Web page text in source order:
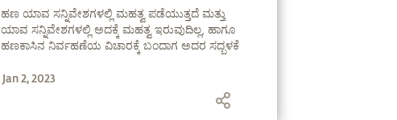
ಹಣ ಯಾವ ಸನ್ನಿವೇಶಗಳಲ್ಲಿ ಮಹತ್ವ ಪಡೆಯುತ್ತದೆ ಮತ್ತು
ಯಾವ ಸನ್ನಿವೇಶಗಳಲ್ಲಿ ಅದಕ್ಕೆ ಮಹತ್ವ ಇರುವುದಿಲ್ಲ, ಹಾಗೂ
ಹಣಕಾಸಿನ ನಿರ್ವಹಣೆಯ ವಿಚಾರಕ್ಕೆ ಬಂದಾಗ ಅದರ ಸದ್ಬಳಕೆ
ಚೆಲ್ಲುತ್ತಾರೆ.
Jan 2, 2023